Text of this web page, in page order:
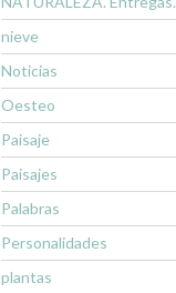
nieve
Noticias
Oesteo
Paisaje
Paisajes
Palabras
Personalidades
plantas